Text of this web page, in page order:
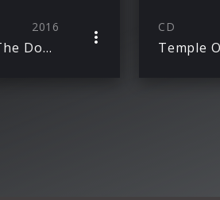
2016
Temple Of The Dog (Ltd. Edt. Deluxe CD)
CD